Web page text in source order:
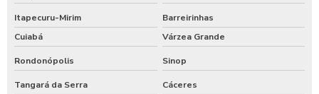
Itapecuru-Mirim
Barreirinhas
Cuiabá
Várzea Grande
Rondonópolis Sinop
Tangará da Serra Cáceres